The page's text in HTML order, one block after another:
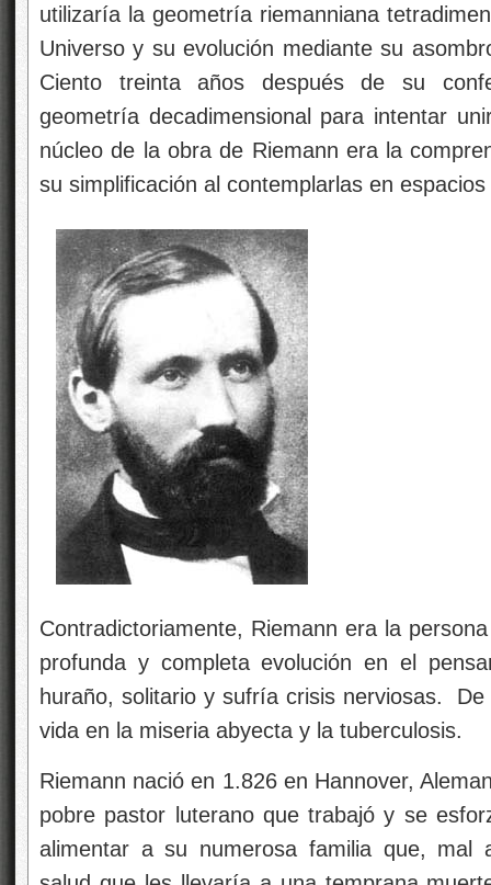
utilizaría la geometría riemanniana
Universo y su evolución mediante su
Ciento treinta años después de su
geometría decadimensional para intentar
núcleo de la obra de Riemann era la
su simplificación al contemplarlas en
Contradictoriamente, Riemann era la
profunda y completa evolución en el
huraño, solitario y sufría crisis nerviosas.
vida en la miseria abyecta y la tuberculosis.
Riemann nació en 1.826 en Hannover,
pobre pastor luterano que trabajó y se
alimentar a su numerosa familia que, mal